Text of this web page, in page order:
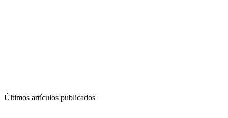
Últimos artículos publicados